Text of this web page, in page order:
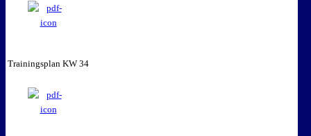
Trainingsplan KW 34